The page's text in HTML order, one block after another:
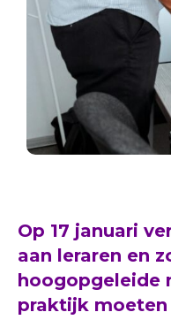
Op 17 januari
aan leraren en
hoogopgeleide
praktijk moeten